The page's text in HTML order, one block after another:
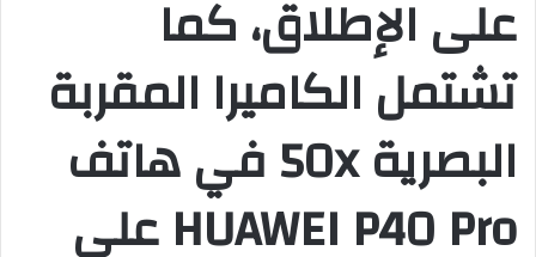
على الإطلاق، كما
تشتمل الكاميرا المقربة
البصرية 50x في هاتف
HUAWEI P40 Pro على